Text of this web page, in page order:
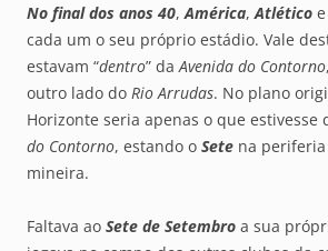
No final dos anos 40,América,Atlético e
cada um o seu próprio estádio. Vale
estavam “dentro” daAvenida do Contorno
outro lado do Rio Arrudas. No plano
Horizonte seria apenas o que
do Contorno, estando o Sete na
mineira.
Faltava ao Sete de Setembro a sua